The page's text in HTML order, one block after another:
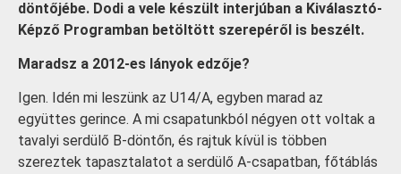
döntőjébe. Dodi a vele készült interjúban a Kiválasztó-
Képző Programban betöltött szerepéről is beszélt.
Maradsz a 2012-es lányok edzője?
Igen. Idén mi leszünk az U14/A, egyben marad az
együttes gerince. A mi csapatunkból négyen ott voltak a
tavalyi serdülő B-döntőn, és rajtuk kívül is többen
szereztek tapasztalatot a serdülő A-csapatban, főtáblás